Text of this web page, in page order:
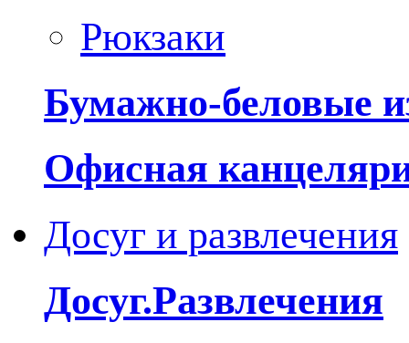
Рюкзаки
Бумажно-беловые
Офисная
Досуг и развлечения
Досуг.Развлечения